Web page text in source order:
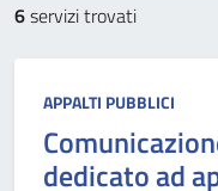
6servizi trovati
APPALTI PUBBLICI
dedicato ad